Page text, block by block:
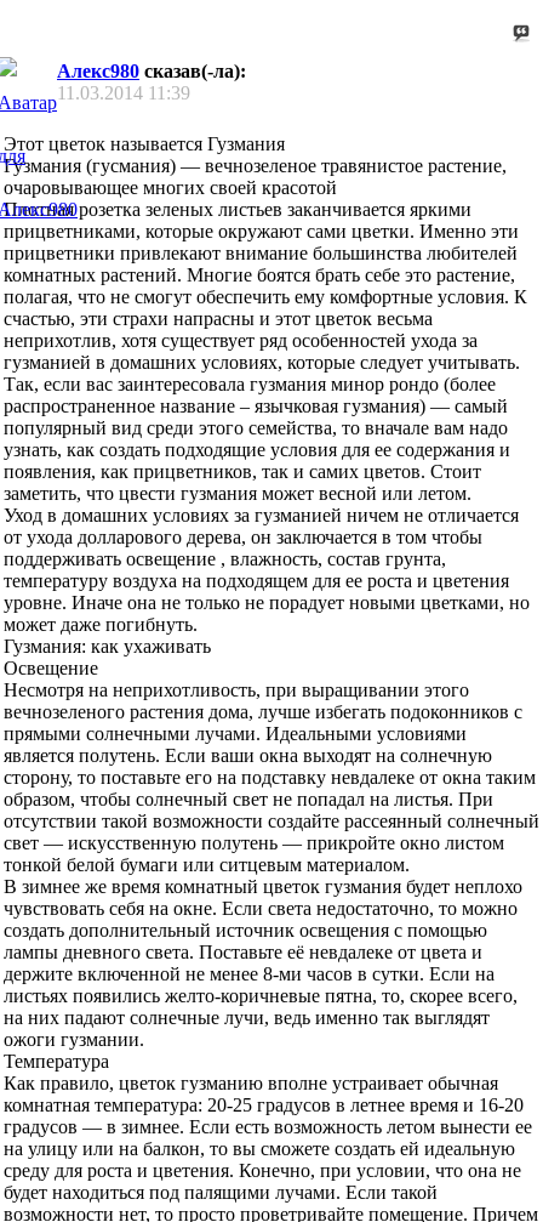
Алекс980 сказав(-ла):
11.03.2014 11:39
Этот цветок называется Гузмания
Гузмания (гусмания) — вечнозеленое травянистое растение,
очаровывающее многих своей красотой
Плотная розетка зеленых листьев заканчивается яркими
прицветниками, которые окружают сами цветки. Именно эти
прицветники привлекают внимание большинства любителей
комнатных растений. Многие боятся брать себе это растение,
полагая, что не смогут обеспечить ему комфортные условия. К
счастью, эти страхи напрасны и этот цветок весьма
неприхотлив, хотя существует ряд особенностей ухода за
гузманией в домашних условиях, которые следует учитывать.
Так, если вас заинтересовала гузмания минор рондо (более
распространенное название – язычковая гузмания) — самый
популярный вид среди этого семейства, то вначале вам надо
узнать, как создать подходящие условия для ее содержания и
появления, как прицветников, так и самих цветов. Стоит
заметить, что цвести гузмания может весной или летом.
Уход в домашних условиях за гузманией ничем не отличается
от ухода долларового дерева, он заключается в том чтобы
поддерживать освещение , влажность, состав грунта,
температуру воздуха на подходящем для ее роста и цветения
уровне. Иначе она не только не порадует новыми цветками, но
может даже погибнуть.
Гузмания: как ухаживать
Освещение
Несмотря на неприхотливость, при выращивании этого
вечнозеленого растения дома, лучше избегать подоконников с
прямыми солнечными лучами. Идеальными условиями
является полутень. Если ваши окна выходят на солнечную
сторону, то поставьте его на подставку невдалеке от окна таким
образом, чтобы солнечный свет не попадал на листья. При
отсутствии такой возможности создайте рассеянный солнечный
свет — искусственную полутень — прикройте окно листом
тонкой белой бумаги или ситцевым материалом.
В зимнее же время комнатный цветок гузмания будет неплохо
чувствовать себя на окне. Если света недостаточно, то можно
создать дополнительный источник освещения с помощью
лампы дневного света. Поставьте её невдалеке от цвета и
держите включенной не менее 8-ми часов в сутки. Если на
листьях появились желто-коричневые пятна, то, скорее всего,
на них падают солнечные лучи, ведь именно так выглядят
ожоги гузмании.
Температура
Как правило, цветок гузманию вполне устраивает обычная
комнатная температура: 20-25 градусов в летнее время и 16-20
градусов — в зимнее. Если есть возможность летом вынести ее
на улицу или на балкон, то вы сможете создать ей идеальную
среду для роста и цветения. Конечно, при условии, что она не
будет находиться под палящими лучами. Если такой
возможности нет, то просто проветривайте помещение. Причем